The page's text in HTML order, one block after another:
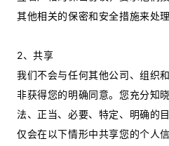
其他相关的保密和安全措施来处理
2、共享
我们不会与任何其他公司、组织
非获得您的明确同意。您充分知
法、正当、必要、特定、明确的
仅会在以下情形中共享您的个人